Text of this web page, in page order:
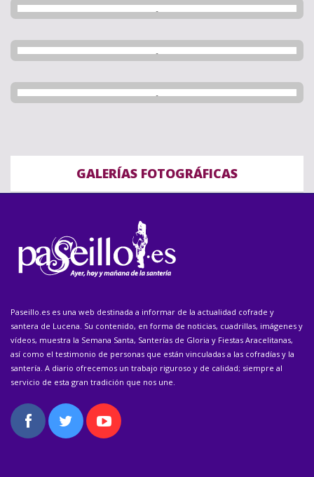
GALERÍAS FOTOGRÁFICAS
Paseillo.es es una web destinada a informar de la actualidad cofrade y
santera de Lucena. Su contenido, en forma de noticias, cuadrillas, imágenes y
vídeos, muestra la Semana Santa, Santerías de Gloria y Fiestas Aracelitanas,
así como el testimonio de personas que están vinculadas a las cofradías y la
santería. A diario ofrecemos un trabajo riguroso y de calidad; siempre al
servicio de esta gran tradición que nos une.